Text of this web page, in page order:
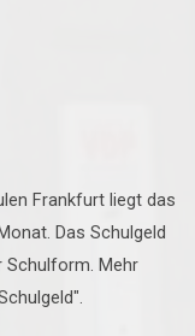
Frankfurt liegt das
Das Schulgeld
Schulform. Mehr